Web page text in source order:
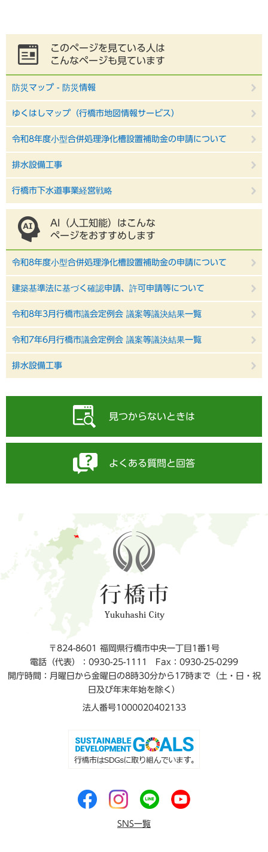
このページを見ている人は
こんなページも見ています
防災マップ - 防災情報
ゆくはしマップ（行橋市地図情報サービス）
令和8年度小型合併処理浄化槽設置補助金の申請について
排水設備工事
行橋市下水道事業経営戦略
AI（人工知能）はこんな
ページをおすすめします
令和8年度小型合併処理浄化槽設置補助金の申請について
建築基準法に基づく確認申請、許可申請等について
令和8年3月行橋市議会定例会 議案等議決結果一覧
令和7年6月行橋市議会定例会 議案等議決結果一覧
排水設備工事
見つからないときは
よくある質問と回答
〒824-8601 福岡県行橋市中央一丁目1番1号
電話（代表）：0930-25-1111
Fax：0930-25-0299
開庁時間：月曜日から金曜日の8時30分から17時まで（土・日・祝
日及び年末年始を除く）
法人番号1000020402133
SNS一覧